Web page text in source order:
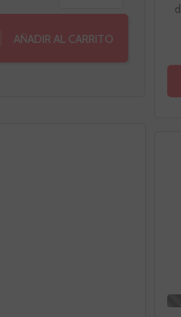
AÑADIR AL CARRITO